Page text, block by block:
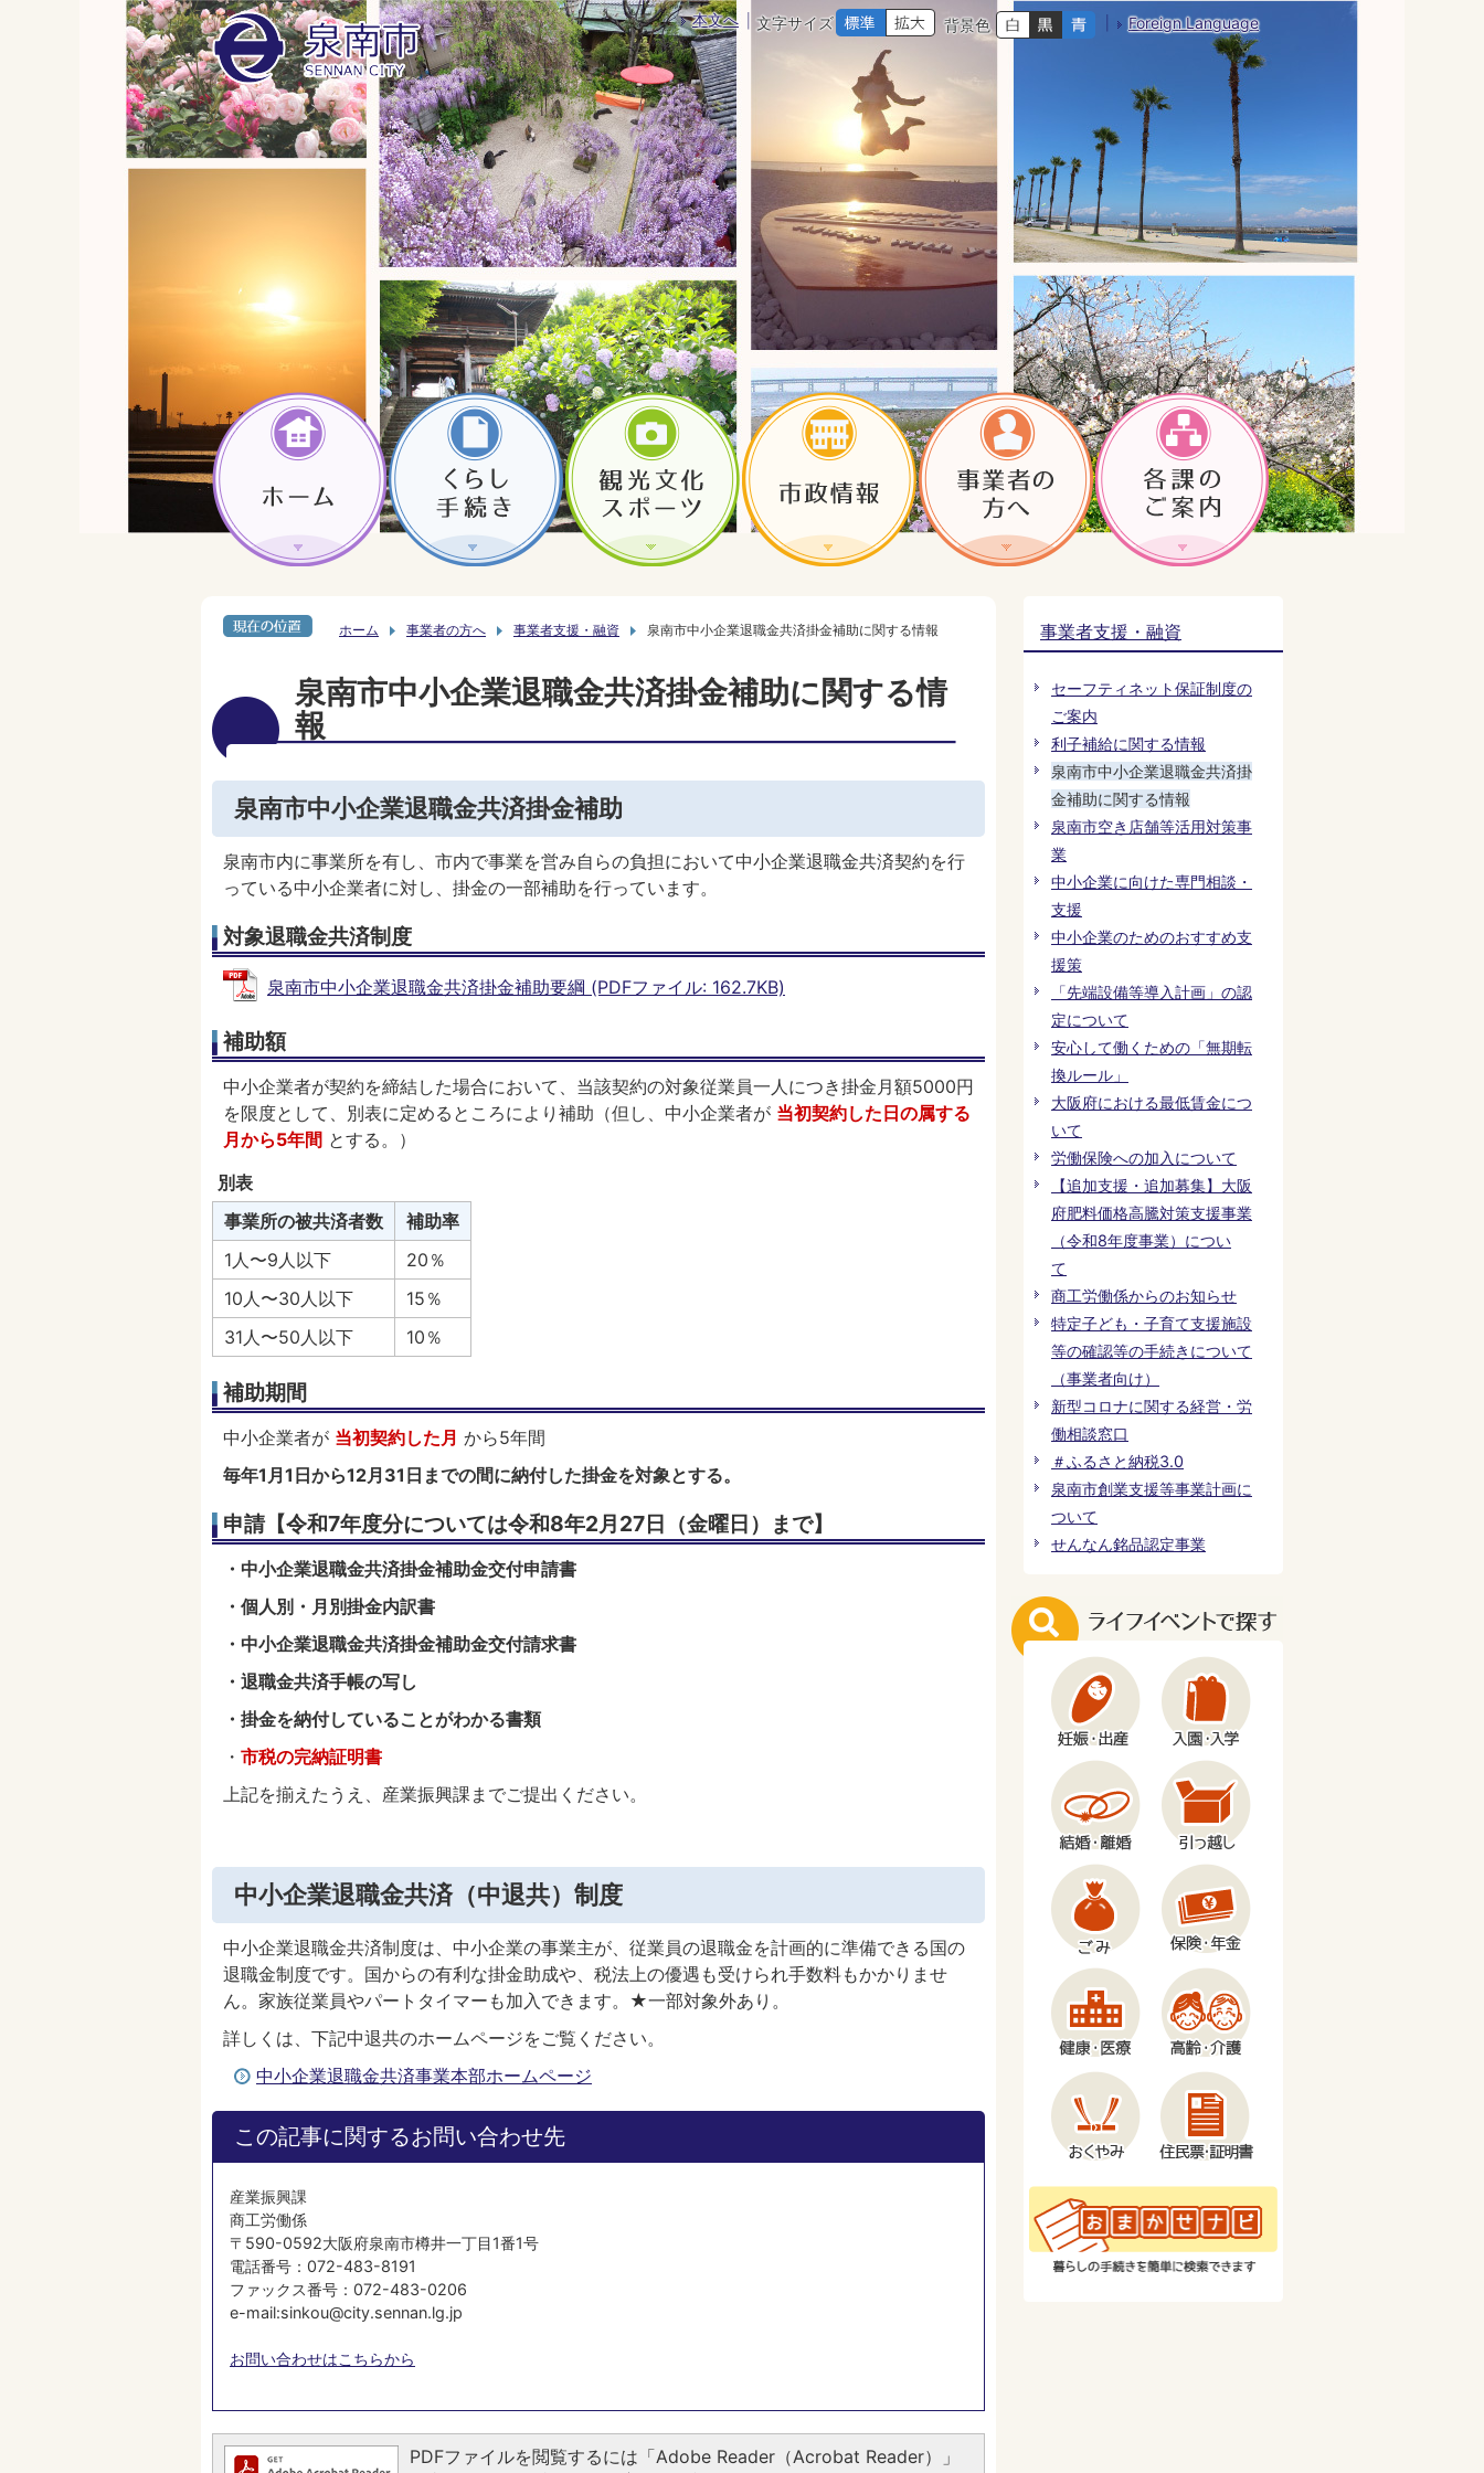
本文へ 文字サイズ 背景色 Foreign Language
ホーム 事業者の方へ 事業者支援・融資 泉南市中小企業退職金共済掛金補助に関する情報
泉南市中小企業退職金共済掛金補助に関する情
報
泉南市中小企業退職金共済掛金補助
泉南市内に事業所を有し、市内で事業を営み自らの負担において中小企業退職金共済契約を行
っている中小企業者に対し、掛金の一部補助を行っています。
対象退職金共済制度
泉南市中小企業退職金共済掛金補助要綱 (PDFファイル: 162.7KB)
補助額
中小企業者が契約を締結した場合において、当該契約の対象従業員一人につき掛金月額5000円
を限度として、別表に定めるところにより補助（但し、中小企業者が 当初契約した日の属する
月から5年間 とする。）
別表
事業所の被共済者数
補助率
1人〜9人以下
20％
10人〜30人以下
15％
31人〜50人以下
10％
補助期間
中小企業者が 当初契約した月 から5年間
毎年1月1日から12月31日までの間に納付した掛金を対象とする。
申請【令和7年度分については令和8年2月27日（金曜日）まで】
・中小企業退職金共済掛金補助金交付申請書
・個人別・月別掛金内訳書
・中小企業退職金共済掛金補助金交付請求書
・退職金共済手帳の写し
・掛金を納付していることがわかる書類
・ 市税の完納証明書
上記を揃えたうえ、産業振興課までご提出ください。
中小企業退職金共済（中退共）制度
中小企業退職金共済制度は、中小企業の事業主が、従業員の退職金を計画的に準備できる国の
退職金制度です。国からの有利な掛金助成や、税法上の優遇も受けられ手数料もかかりませ
ん。家族従業員やパートタイマーも加入できます。★一部対象外あり。
詳しくは、下記中退共のホームページをご覧ください。
中小企業退職金共済事業本部ホームページ
この記事に関するお問い合わせ先
産業振興課
商工労働係
〒590-0592大阪府泉南市樽井一丁目1番1号
電話番号：072-483-8191
ファックス番号：072-483-0206
e-mail:sinkou@city.sennan.lg.jp
お問い合わせはこちらから
PDFファイルを閲覧するには「Adobe Reader（Acrobat Reader）」
事業者支援・融資
セーフティネット保証制度の
ご案内
利子補給に関する情報
泉南市中小企業退職金共済掛
金補助に関する情報
泉南市空き店舗等活用対策事
業
中小企業に向けた専門相談・
支援
中小企業のためのおすすめ支
援策
「先端設備等導入計画」の認
定について
安心して働くための「無期転
換ルール」
大阪府における最低賃金につ
いて
労働保険への加入について
【追加支援・追加募集】大阪
府肥料価格高騰対策支援事業
（令和8年度事業）につい
て
商工労働係からのお知らせ
特定子ども・子育て支援施設
等の確認等の手続きについて
（事業者向け）
新型コロナに関する経営・労
働相談窓口
＃ふるさと納税3.0
泉南市創業支援等事業計画に
ついて
せんなん銘品認定事業